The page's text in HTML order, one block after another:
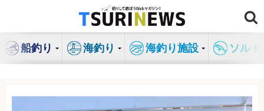
ン
船釣り 海釣り 海釣り施設 ソル